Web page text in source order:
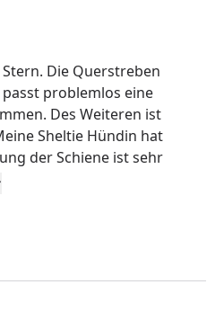
Die Querstreben
problemlos eine
Des Weiteren ist
Sheltie Hündin hat
der Schiene ist sehr
der Breite ist sehr